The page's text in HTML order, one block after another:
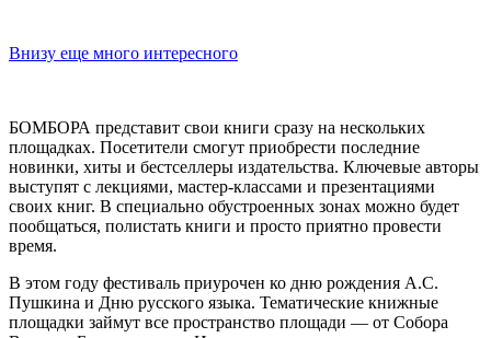
Внизу еще много интересного
БОМБОРА представит свои книги сразу на нескольких
площадках. Посетители смогут приобрести последние
новинки, хиты и бестселлеры издательства. Ключевые авторы
выступят с лекциями, мастер-классами и презентациями
своих книг. В специально обустроенных зонах можно будет
пообщаться, полистать книги и просто приятно провести
время.
В этом году фестиваль приурочен ко дню рождения А.С.
Пушкина и Дню русского языка. Тематические книжные
площадки займут все пространство площади — от Собора